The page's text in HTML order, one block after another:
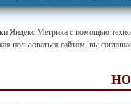
Яндекс Метрика с помощью
пользоваться сайтом, вы